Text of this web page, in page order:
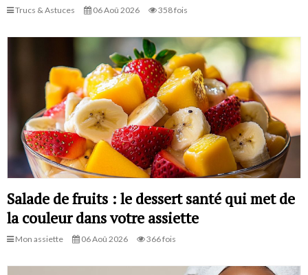
Trucs & Astuces 06 Aoû 2026 358 fois
Salade de fruits : le dessert santé qui met de
la couleur dans votre assiette
Mon assiette 06 Aoû 2026 366 fois